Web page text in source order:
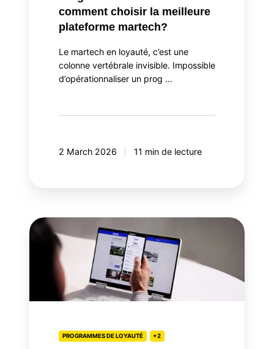
comment choisir la meilleure
plateforme martech?
Le martech en loyauté, c’est une
colonne vertébrale invisible. Impossible
d’opérationnaliser un prog …
2 March 2026 11 min de lecture
Pourquoi
intégrer
gamification
un
PROGRAMMES DE LOYAUTÉ +2